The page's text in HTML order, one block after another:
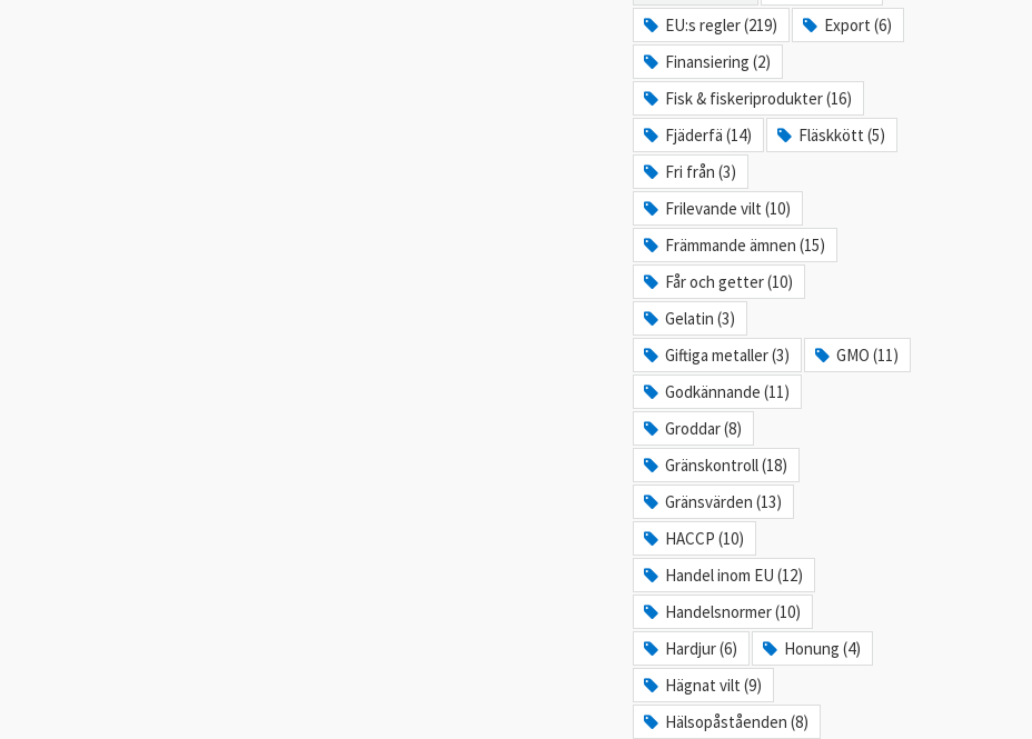
EU:s regler (219)
Export (6)
Finansiering (2)
Fisk & fiskeriprodukter (16)
Fjäderfä (14)
Fläskkött (5)
Fri från (3)
Frilevande vilt (10)
Främmande ämnen (15)
Får och getter (10)
Gelatin (3)
Giftiga metaller (3)
GMO (11)
Godkännande (11)
Groddar (8)
Gränskontroll (18)
Gränsvärden (13)
HACCP (10)
Handel inom EU (12)
Handelsnormer (10)
Hardjur (6)
Honung (4)
Hägnat vilt (9)
Hälsopåståenden (8)